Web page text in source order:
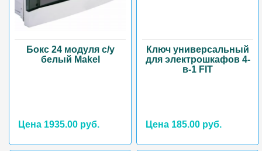
Бокс 24 модуля с/у
белый Makel
Цена 1935.00 руб.
Ключ универсальный
для электрошкафов 4-
в-1 FIT
Цена 185.00 руб.